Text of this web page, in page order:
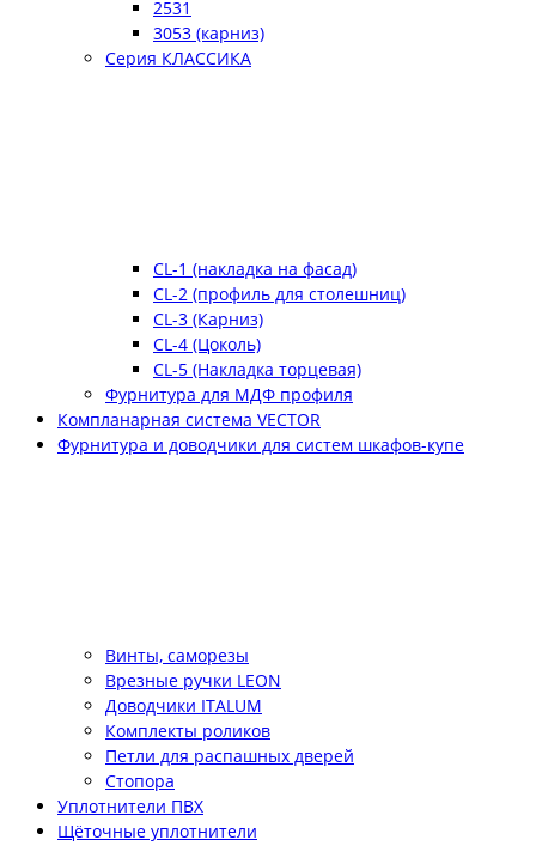
2531
3053 (карниз)
Серия КЛАССИКА
CL-1 (накладка на фасад)
CL-2 (профиль для столешниц)
CL-3 (Карниз)
CL-4 (Цоколь)
CL-5 (Накладка торцевая)
Фурнитура для МДФ профиля
Компланарная система VECTOR
Фурнитура и доводчики для систем шкафов-купе
Винты, саморезы
Врезные ручки LEON
Доводчики ITALUM
Комплекты роликов
Петли для распашных дверей
Стопора
Уплотнители ПВХ
Щёточные уплотнители